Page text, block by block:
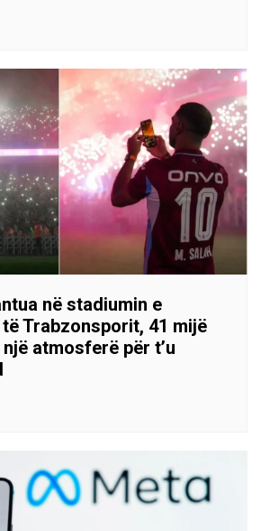
në stadiumin e
Trabzonsporit, 41 mijë
atmosferë për t’u